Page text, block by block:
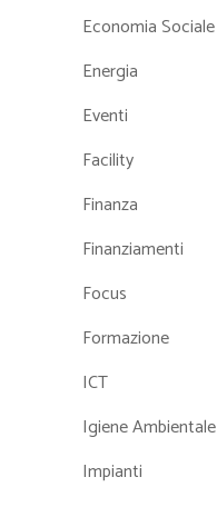
Economia Sociale
Energia
Eventi
Facility
Finanza
Finanziamenti
Focus
Formazione
ICT
Igiene Ambientale
Impianti